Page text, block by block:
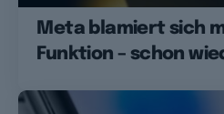
Meta blamiert sich
Funktion – schon